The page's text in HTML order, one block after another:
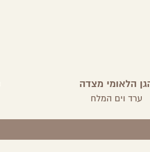
הלאומי מצדה
ערד וים המלח